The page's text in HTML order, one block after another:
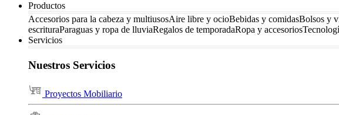
Productos
Accesorios para la cabeza y multiusosAire libre y ocioBebidas y comidasBolsos y
escrituraParaguas y ropa de lluviaRegalos de temporadaRopa y accesorios
Servicios
Nuestros Servicios
Proyectos Mobiliario